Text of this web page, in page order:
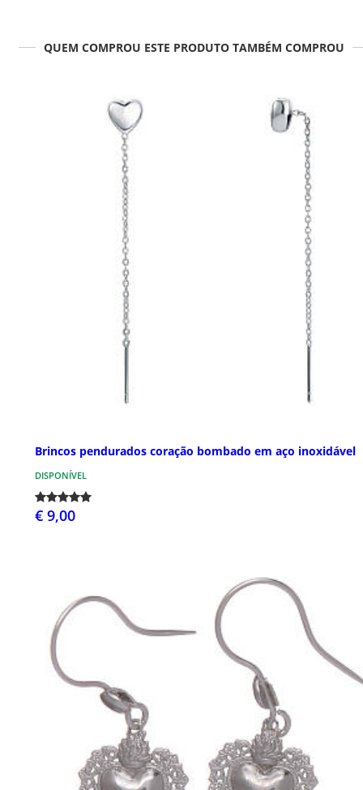
QUEM COMPROU ESTE PRODUTO TAMBÉM COMPROU
Brincos pendurados coração bombado em aço inoxidável
DISPONÍVEL
€ 9,00